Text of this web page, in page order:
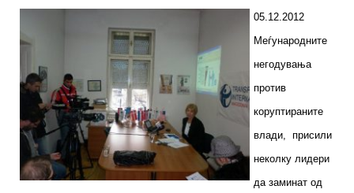
05.12.2012
Меѓународните
негодувања
против
коруптираните
влади, присили
неколку лидери
да заминат од